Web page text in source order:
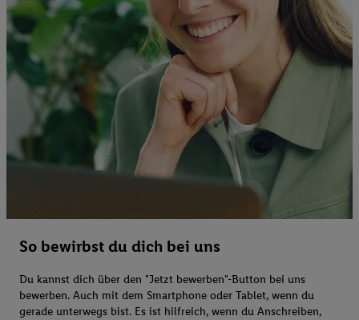
So bewirbst du dich bei uns
Du kannst dich über den "Jetzt bewerben"-Button bei uns
bewerben. Auch mit dem Smartphone oder Tablet, wenn du
gerade unterwegs bist. Es ist hilfreich, wenn du Anschreiben,